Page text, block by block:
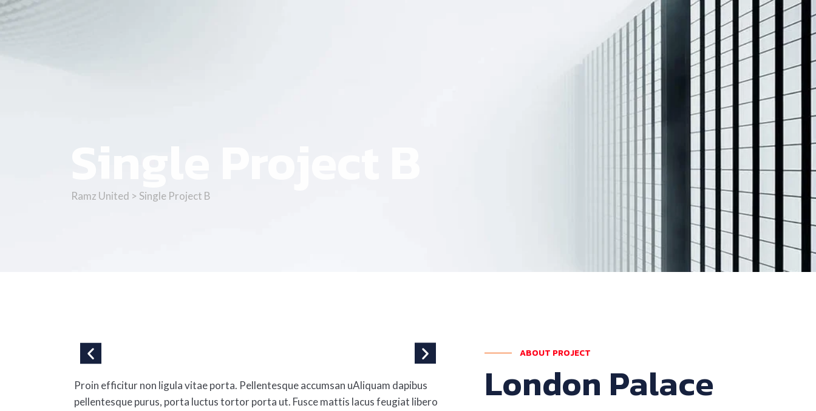
Ramz United > Single Project B
Proin efficitur non ligula vitae porta. Pellentesque accumsan uAliquam dapibus
pellentesque purus, porta luctus tortor porta ut. Fusce mattis lacus feugiat libero
ABOUT PROJECT
London Palace